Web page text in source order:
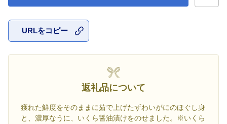
URLをコピー
返礼品について
獲れた鮮度をそのままに茹で上げたずわいがにのほぐし身
と、濃厚なうに、いくら醤油漬けをのせました。※いくら